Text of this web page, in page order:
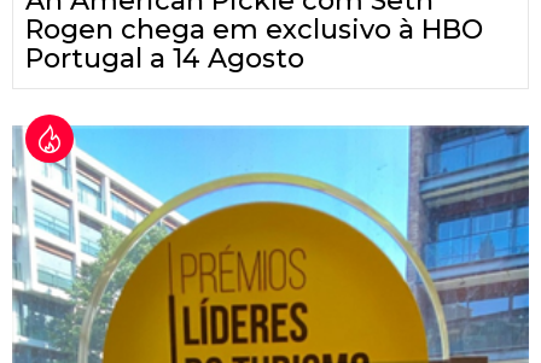
Rogen chega em exclusivo à HBO
Portugal a 14 Agosto